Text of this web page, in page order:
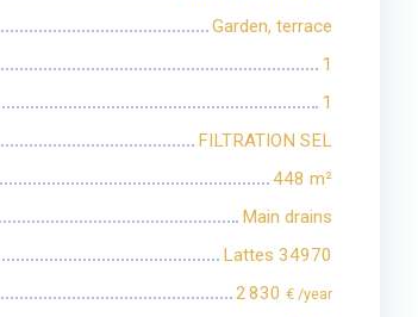
Garden, terrace
1
1
FILTRATION SEL
448 m²
Main drains
Lattes 34970
2 830 € /year